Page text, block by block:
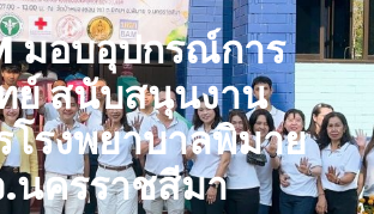
มอบอุปกรณ์การ
ย์ สนับสนุนงาน
โรงพยาบาลพิมาย
นครราชสีมา